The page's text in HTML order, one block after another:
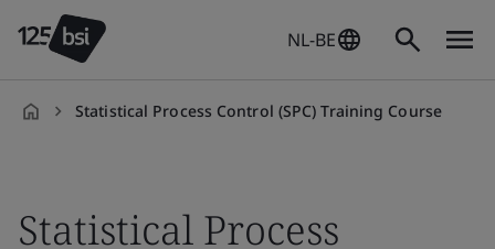
NL-BE
Statistical Process Control (SPC) Training Course
Statistical Process